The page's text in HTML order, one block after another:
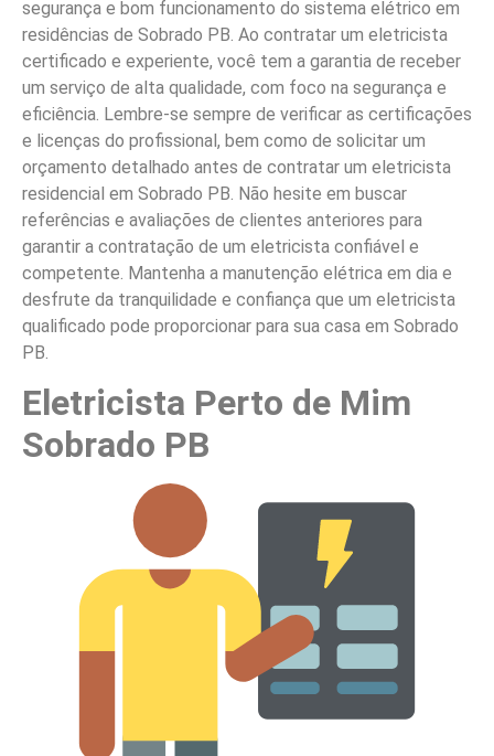
segurança e bom funcionamento do sistema elétrico em
residências de Sobrado PB. Ao contratar um eletricista
certificado e experiente, você tem a garantia de receber
um serviço de alta qualidade, com foco na segurança e
eficiência. Lembre-se sempre de verificar as certificações
e licenças do profissional, bem como de solicitar um
orçamento detalhado antes de contratar um eletricista
residencial em Sobrado PB. Não hesite em buscar
referências e avaliações de clientes anteriores para
garantir a contratação de um eletricista confiável e
competente. Mantenha a manutenção elétrica em dia e
desfrute da tranquilidade e confiança que um eletricista
qualificado pode proporcionar para sua casa em Sobrado
PB.
Eletricista Perto de Mim
Sobrado PB